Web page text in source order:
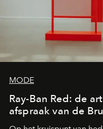
MODE
Ray-Ban Red: de
afspraak van de